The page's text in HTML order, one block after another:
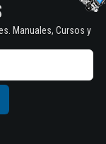
Manuales, Cursos y